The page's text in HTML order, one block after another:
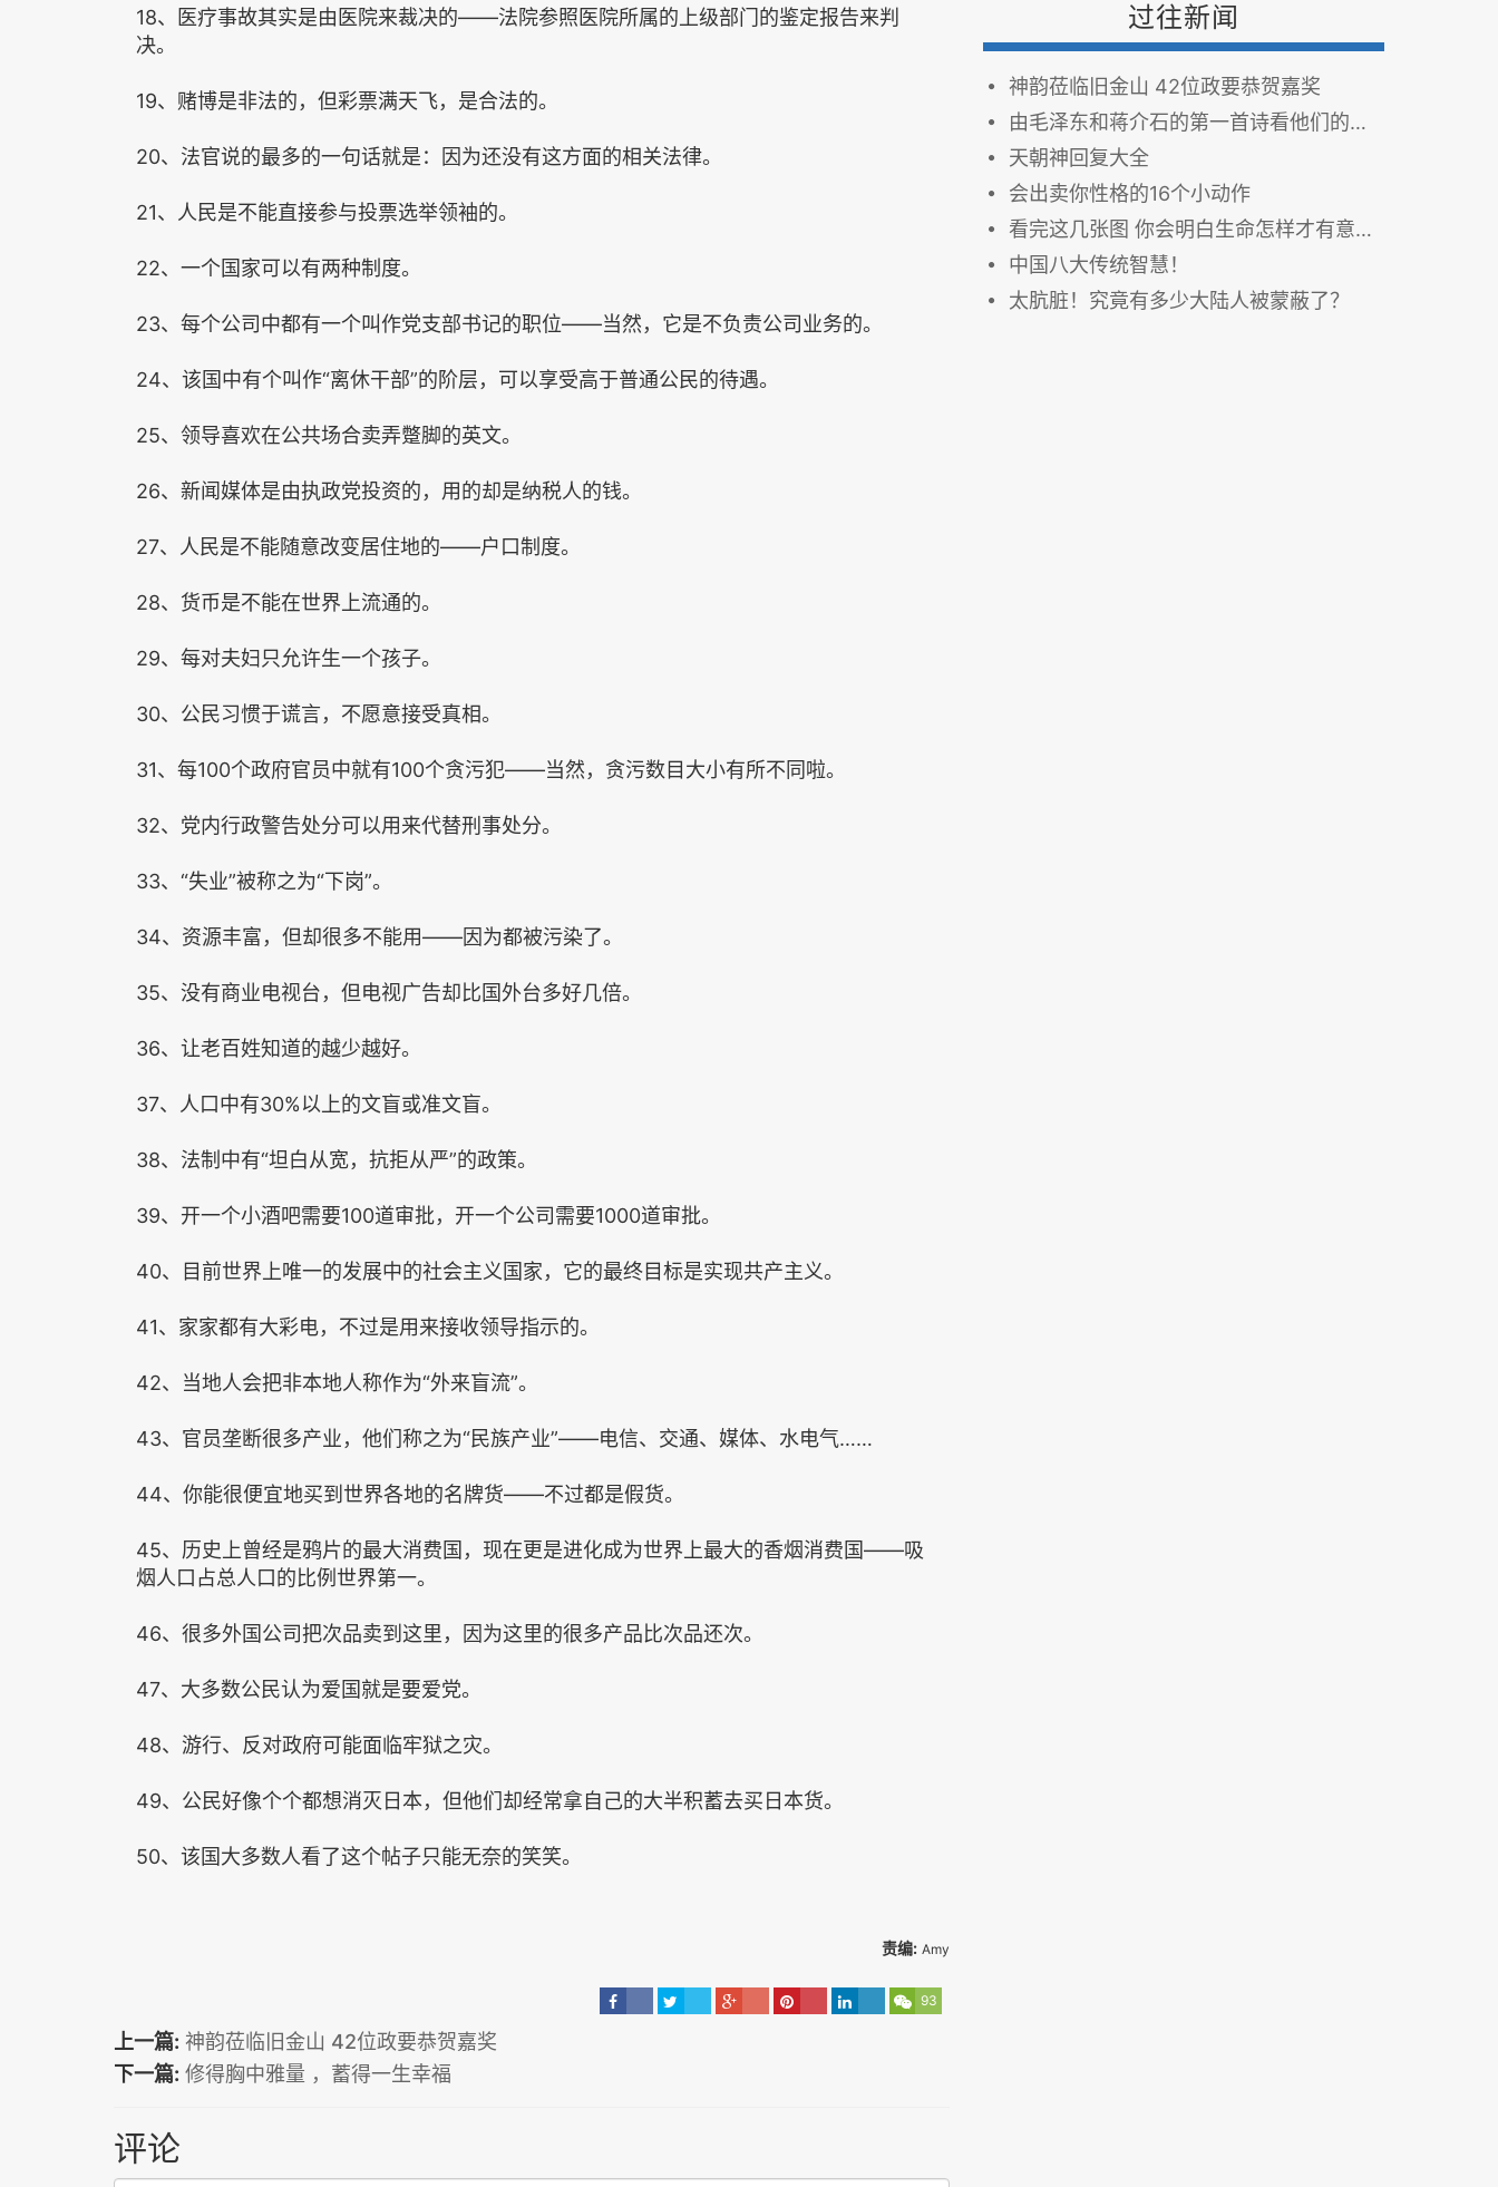
18、医疗事故其实是由医院来裁决的——法院参照医院所属的上级部门的鉴定报告来判
决。
19、赌博是非法的，但彩票满天飞，是合法的。
20、法官说的最多的一句话就是：因为还没有这方面的相关法律。
21、人民是不能直接参与投票选举领袖的。
22、一个国家可以有两种制度。
23、每个公司中都有一个叫作党支部书记的职位——当然，它是不负责公司业务的。
24、该国中有个叫作“离休干部”的阶层，可以享受高于普通公民的待遇。
25、领导喜欢在公共场合卖弄蹩脚的英文。
26、新闻媒体是由执政党投资的，用的却是纳税人的钱。
27、人民是不能随意改变居住地的——户口制度。
28、货币是不能在世界上流通的。
29、每对夫妇只允许生一个孩子。
30、公民习惯于谎言，不愿意接受真相。
31、每100个政府官员中就有100个贪污犯——当然，贪污数目大小有所不同啦。
32、党内行政警告处分可以用来代替刑事处分。
33、“失业”被称之为“下岗”。
34、资源丰富，但却很多不能用——因为都被污染了。
35、没有商业电视台，但电视广告却比国外台多好几倍。
36、让老百姓知道的越少越好。
37、人口中有30%以上的文盲或准文盲。
38、法制中有“坦白从宽，抗拒从严”的政策。
39、开一个小酒吧需要100道审批，开一个公司需要1000道审批。
40、目前世界上唯一的发展中的社会主义国家，它的最终目标是实现共产主义。
41、家家都有大彩电，不过是用来接收领导指示的。
42、当地人会把非本地人称作为“外来盲流”。
43、官员垄断很多产业，他们称之为“民族产业”——电信、交通、媒体、水电气……
44、你能很便宜地买到世界各地的名牌货——不过都是假货。
45、历史上曾经是鸦片的最大消费国，现在更是进化成为世界上最大的香烟消费国——吸
烟人口占总人口的比例世界第一。
46、很多外国公司把次品卖到这里，因为这里的很多产品比次品还次。
47、大多数公民认为爱国就是要爱党。
48、游行、反对政府可能面临牢狱之灾。
49、公民好像个个都想消灭日本，但他们却经常拿自己的大半积蓄去买日本货。
50、该国大多数人看了这个帖子只能无奈的笑笑。
责编: Amy
93
上一篇: 神韵莅临旧金山 42位政要恭贺嘉奖
下一篇: 修得胸中雅量 ，蓄得一生幸福
评论
过往新闻
神韵莅临旧金山 42位政要恭贺嘉奖
由毛泽东和蒋介石的第一首诗看他们的人生追求
天朝神回复大全
会出卖你性格的16个小动作
看完这几张图 你会明白生命怎样才有意义（多图）
中国八大传统智慧！
太肮脏！究竟有多少大陆人被蒙蔽了？